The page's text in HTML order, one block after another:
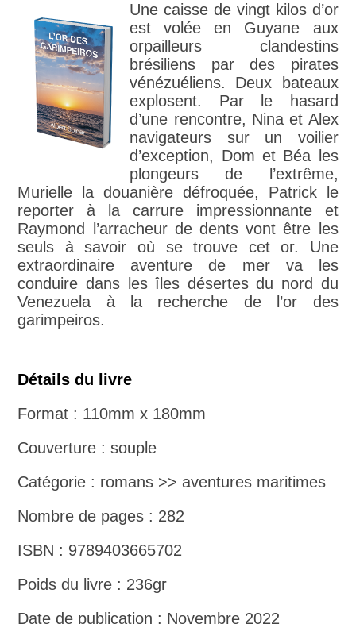
Une caisse de vingt kilos d’or
est volée en Guyane aux
orpailleurs clandestins
brésiliens par des pirates
vénézuéliens. Deux bateaux
explosent. Par le hasard
d’une rencontre, Nina et Alex
navigateurs sur un voilier
d’exception, Dom et Béa les
plongeurs de l’extrême,
Murielle la douanière défroquée, Patrick le
reporter à la carrure impressionnante et
Raymond l’arracheur de dents vont être les
seuls à savoir où se trouve cet or. Une
extraordinaire aventure de mer va les
conduire dans les îles désertes du nord du
Venezuela à la recherche de l’or des
garimpeiros.
Détails du livre
Format : 110mm x 180mm
Couverture : souple
Catégorie : romans >> aventures maritimes
Nombre de pages : 282
ISBN : 9789403665702
Poids du livre : 236gr
Date de publication : Novembre 2022